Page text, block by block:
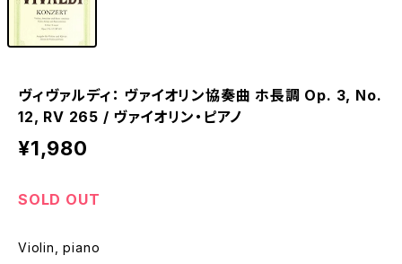
ヴィヴァルディ： ヴァイオリン協奏曲 ホ長調 Op. 3, No.
12, RV 265 / ヴァイオリン・ピアノ
¥1,980
SOLD OUT
Violin, piano